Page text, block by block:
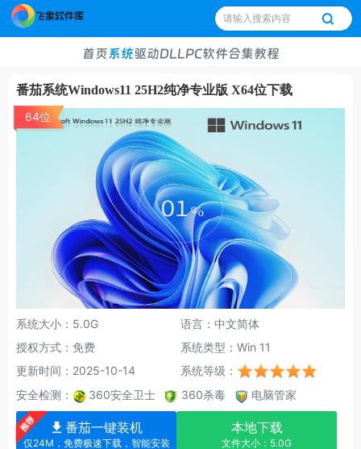
首页系统驱动DLLPC软件合集教程
番茄系统Windows11 25H2纯净专业版 X64位下载
64位
系统大小：5.0G
语言：中文简体
授权方式：免费
系统类型：Win 11
更新时间：2025-10-14
系统等级：
安全检测：
360安全卫士 360杀毒 电脑管家
番茄一键装机
仅24M，免费极速下载，智能安装
本地下载
文件大小：5.0G